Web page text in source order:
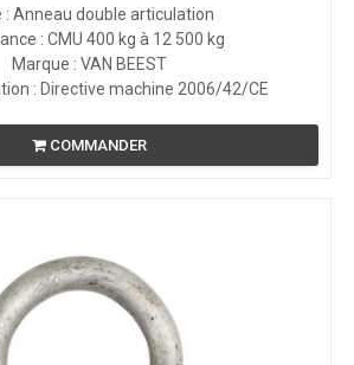
: Anneau double articulation
: CMU 400 kg à 12 500 kg
Marque : VAN BEEST
: Directive machine 2006/42/CE
COMMANDER